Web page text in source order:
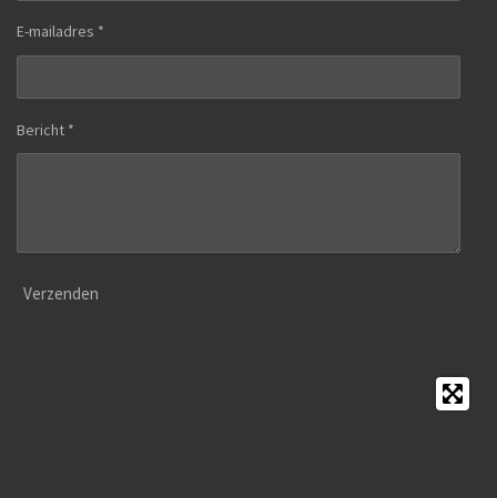
E-mailadres *
Bericht *
Verzenden